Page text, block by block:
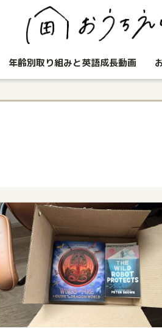
年齢別取り組みと英語成長動画